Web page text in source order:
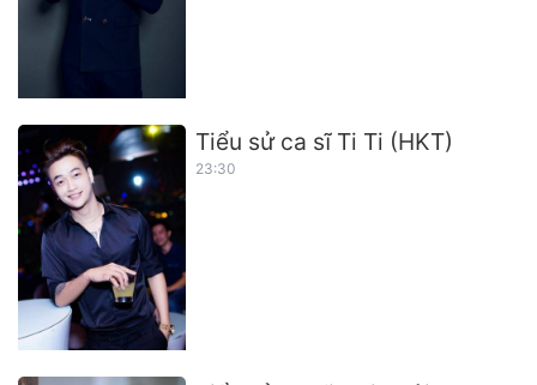
Tiểu sử ca sĩ Ti Ti (HKT)
23:30